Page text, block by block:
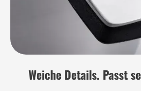
Weiche Details. Passt